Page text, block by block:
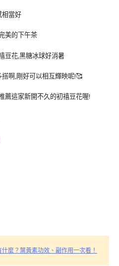
相當好
美的下午茶
啊,剛好可以相互輝映呢!🥰
薦這家新開不久的初禧豆花喔!
麼？葉黃素功效、副作用一次看！